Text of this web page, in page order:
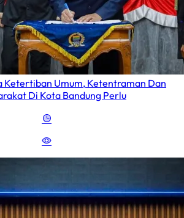
Ketertiban Umum, Ketentraman Dan
Di Kota Bandung Perlu